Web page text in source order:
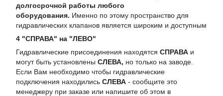
долгосрочной работы любого
оборудования. Именно по этому пространство для
гидравлических клапанов является широким и доступным
4 "СПРАВА" на "ЛЕВО"
Гидравлические присоединения находятся СПРАВА и
могут быть установлены СЛЕВА, но только на заводе.
Если Вам необходимо чтобы гидравлические
подключения находились СЛЕВА - сообщите это
менеджеру при заказе или напишите об этом в